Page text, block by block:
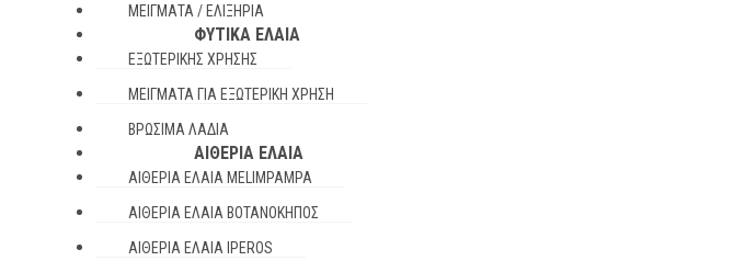
ΜΕΊΓΜΑΤΑ / ΕΛΙΞΉΡΙΑ
ΦΥΤΙΚΆ ΈΛΑΙΑ
ΕΞΩΤΕΡΙΚΉΣ ΧΡΉΣΗΣ
ΜΕΊΓΜΑΤΑ ΓΙΑ ΕΞΩΤΕΡΙΚΉ ΧΡΉΣΗ
ΒΡΏΣΙΜΑ ΛΆΔΙΑ
ΑΙΘΈΡΙΑ ΈΛΑΙΑ
ΑΙΘΈΡΙΑ ΈΛΑΙΑ MELIMPAMPA
ΑΙΘΈΡΙΑ ΈΛΑΙΑ ΒΟΤΑΝΌΚΗΠΟΣ
ΑΙΘΈΡΙΑ ΈΛΑΙΑ IPEROS